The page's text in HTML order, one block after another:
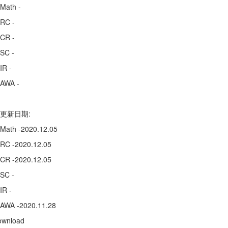
Math -
RC -
CR -
SC -
IR -
AWA -
更新日期:
Math -2020.12.05
RC -2020.12.05
CR -2020.12.05
SC -
IR -
AWA -2020.11.28